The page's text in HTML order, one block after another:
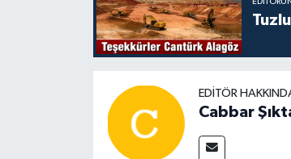
EDITÖR
Cabbar